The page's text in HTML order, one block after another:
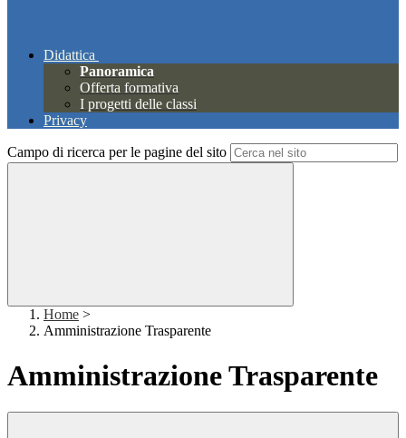
Didattica
Panoramica
Offerta formativa
I progetti delle classi
Privacy
Campo di ricerca per le pagine del sito
Home >
Amministrazione Trasparente
Amministrazione Trasparente